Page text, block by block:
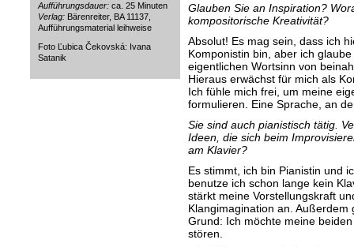
Aufführungsdauer: ca. 25 Minuten
Verlag: Bärenreiter, BA 11137,
Aufführungsmaterial leihweise
Foto Ľubica Čekovská: Ivana
Satanik
Glauben Sie an Inspiration?
kompositorische Kreativität?
Absolut! Es mag sein, dass ich
Komponistin bin, aber ich
eigentlichen Wortsinn von
Hieraus erwächst für mich als
Ich fühle mich frei, um meine
formulieren. Eine Sprache, an
Sie sind auch pianistisch tätig.
Ideen, die sich beim
am Klavier?
Es stimmt, ich bin Pianistin und
benutze ich schon lange kein
stärkt meine Vorstellungskraft
Klangimagination an.
Grund: Ich möchte meine
stören.